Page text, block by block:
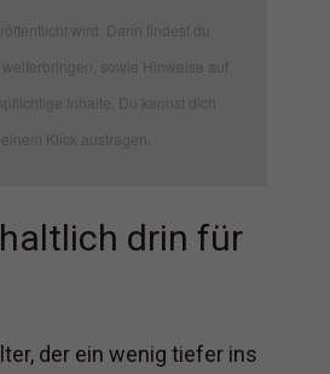
wird. Darin findest du
sowie Hinweise auf
Inhalte. Du kannst dich
Klick austragen.
drin für
der ein wenig tiefer ins